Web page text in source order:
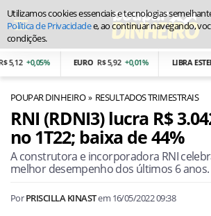
+0,05% EURO R$ 5,92 +0,01% LIBRA
POUPAR DINHEIRO RESULTADOS TRIMESTRAIS
RNI (RDNI3) lucra R$
no 1T22; baixa de 44%
A construtora e incorporadora RNI
melhor desempenho dos últimos 6 anos.
PorPRISCILLA KINASTem 16/05/2022 09:38
Utilizamos cookies essenciais e tecnologias
Política de Privacidadee, ao continuar navegando,
condições.